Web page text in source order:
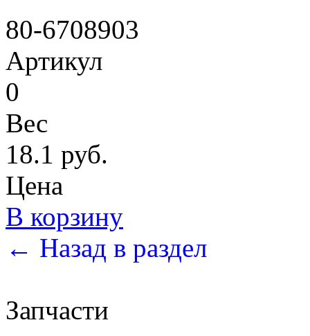
80-6708903
Артикул
0
Вес
18.1 руб.
Цена
В корзину
← Назад в раздел
Запчасти